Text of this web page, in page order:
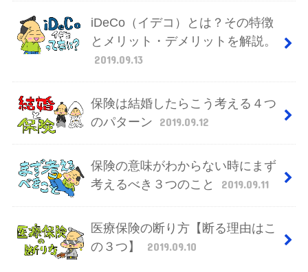
iDeCo（イデコ）とは？その特徴
とメリット・デメリットを解説。
2019.09.13
保険は結婚したらこう考える４つ
のパターン
2019.09.12
保険の意味がわからない時にまず
考えるべき３つのこと
2019.09.11
医療保険の断り方【断る理由はこ
の３つ】
2019.09.10